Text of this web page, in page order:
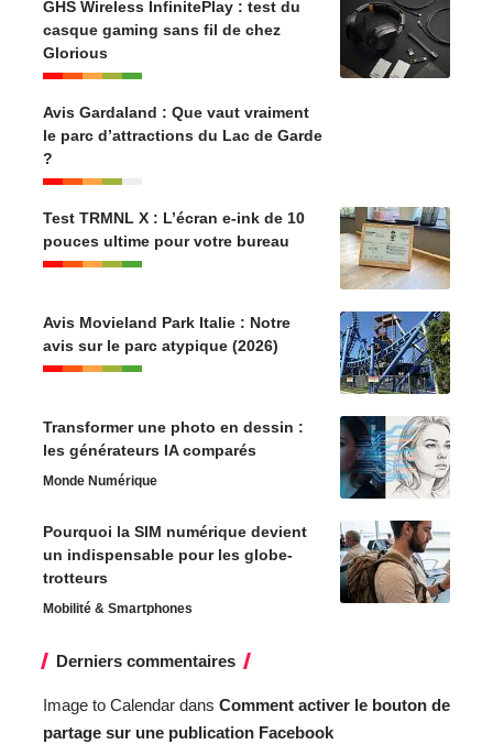
GHS Wireless InfinitePlay : test du
casque gaming sans fil de chez
Glorious
Avis Gardaland : Que vaut vraiment
le parc d’attractions du Lac de Garde
?
Test TRMNL X : L’écran e-ink de 10
pouces ultime pour votre bureau
Avis Movieland Park Italie : Notre
avis sur le parc atypique (2026)
Transformer une photo en dessin :
les générateurs IA comparés
Monde Numérique
Pourquoi la SIM numérique devient
un indispensable pour les globe-
trotteurs
Mobilité & Smartphones
Derniers commentaires
Image to Calendar dans Comment activer le bouton de
partage sur une publication Facebook